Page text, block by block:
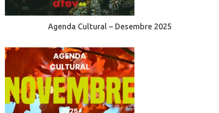
Agenda Cultural – Desembre 2025